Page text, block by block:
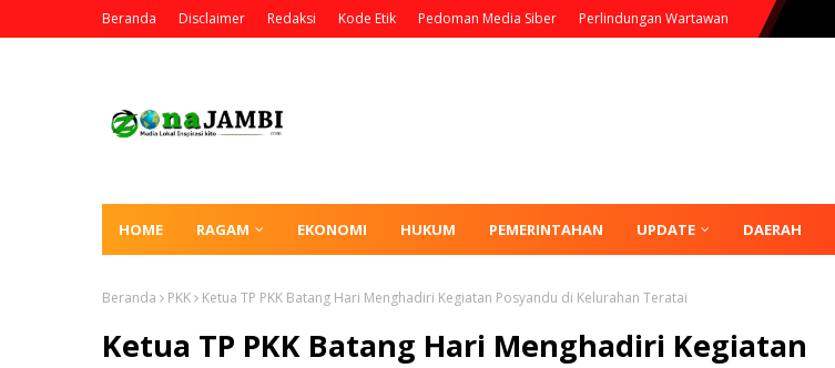
Beranda Disclaimer Redaksi Kode Etik Pedoman Media Siber Perlindungan Wartawan
HOME RAGAM EKONOMI HUKUM PEMERINTAHAN UPDATE DAERAH
Beranda PKK Ketua TP PKK Batang Hari Menghadiri Kegiatan Posyandu di Kelurahan Teratai
Ketua TP PKK Batang Hari Menghadiri Kegiatan